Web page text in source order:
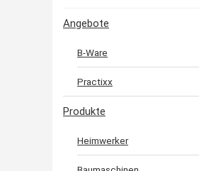
Angebote
B-Ware
Practixx
Produkte
Heimwerker